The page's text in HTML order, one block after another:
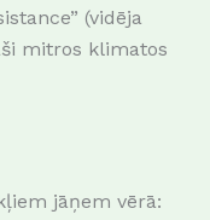
(vidēja
mitros klimatos
jāņem vērā: